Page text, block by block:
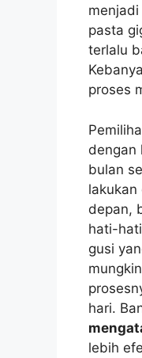
pasta
terlalu
proses
dengan
bulan
depan,
hati-
gusi
hari.
lebih